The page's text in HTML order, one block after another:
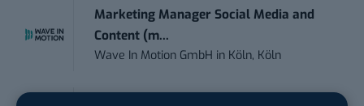
Marketing Manager Social Media and
Content (m...
Wave In Motion GmbH in Köln, Köln